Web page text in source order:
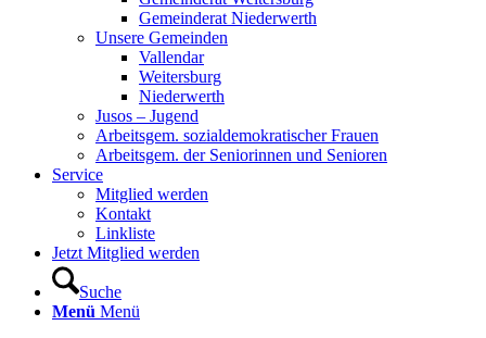
Gemeinderat Niederwerth
Unsere Gemeinden
Vallendar
Weitersburg
Niederwerth
Jusos – Jugend
Arbeitsgem. sozialdemokratischer Frauen
Arbeitsgem. der Seniorinnen und Senioren
Service
Mitglied werden
Kontakt
Linkliste
Jetzt Mitglied werden
Suche
Menü Menü